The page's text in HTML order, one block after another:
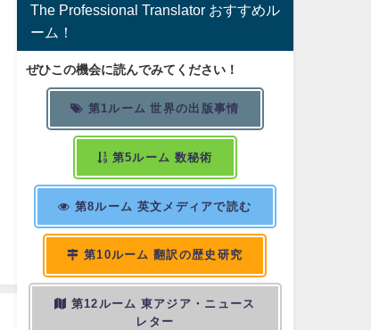
The Professional Translator おすすめル
ーム！
ぜひこの機会に読んでみてください！
第1ルーム 世界の出版事情
第5ルーム 数秘術
第8ルーム 英文メディアで読む
第10ルーム 翻訳の歴史研究
第12ルーム 東アジア・ニュース
レター